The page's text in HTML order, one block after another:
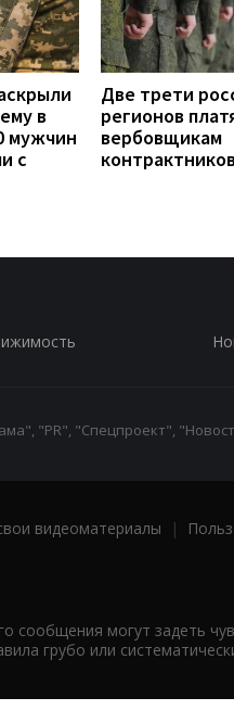
в
мужчин
с
Две трети
регионов
вербовщикам
контрактников
"PR", "Спецпроект",
видеоматериалы |
могут задеть
грубо или